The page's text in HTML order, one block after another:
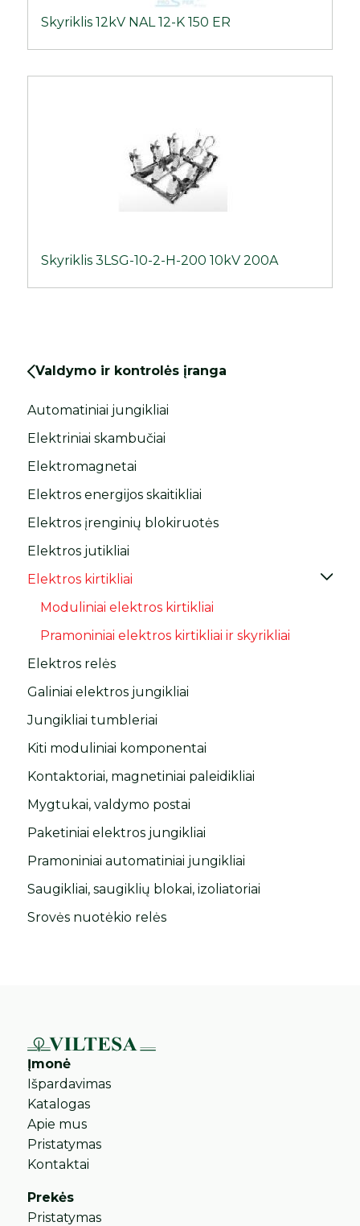
Valdymo ir kontrolės įranga
Automatiniai jungikliai
Elektriniai skambučiai
Elektromagnetai
Elektros energijos skaitikliai
Elektros įrenginių blokiruotės
Elektros jutikliai
Elektros kirtikliai
Moduliniai elektros kirtikliai
Pramoniniai elektros kirtikliai ir skyrikliai
Elektros relės
Galiniai elektros jungikliai
Jungikliai tumbleriai
Kiti moduliniai komponentai
Kontaktoriai, magnetiniai paleidikliai
Mygtukai, valdymo postai
Paketiniai elektros jungikliai
Pramoniniai automatiniai jungikliai
Saugikliai, saugiklių blokai, izoliatoriai
Srovės nuotėkio relės
Skyriklis 12kV NAL 12-K 150 ER
Skyriklis 3LSG-10-2-H-200 10kV 200A
Įmonė
Išpardavimas
Katalogas
Apie mus
Pristatymas
Kontaktai
Prekės
Pristatymas